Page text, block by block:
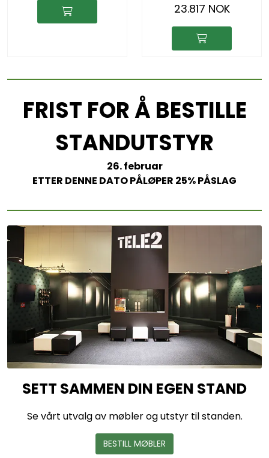
23.817 NOK
FRIST FOR Å BESTILLE
STANDUTSTYR
26. februar
ETTER DENNE DATO PÅLØPER 25% PÅSLAG
SETT SAMMEN DIN EGEN STAND
Se vårt utvalg av møbler og utstyr til standen.
BESTILL MØBLER